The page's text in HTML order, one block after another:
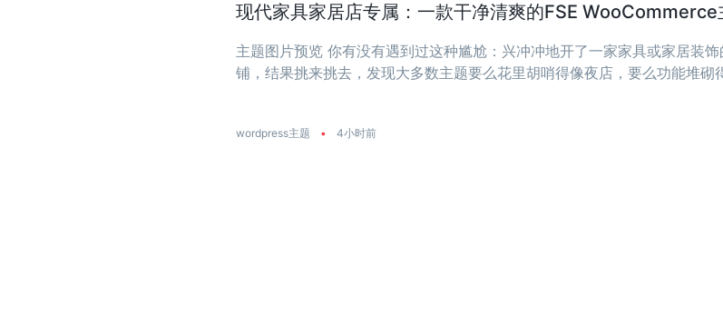
现代家具家居店专属：一款干净清爽的FSE WooCommerce
主题图片预览 你有没有遇到过这种尴尬：兴冲冲地开了一家家具或家居装
铺，结果挑来挑去，发现大多数主题要么花里胡哨得像夜店，要么功能堆砌
wordpress主题 • 4小时前